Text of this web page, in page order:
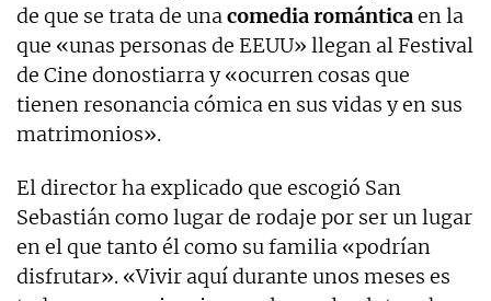
de que se trata de unacomedia románticaen la
que «unas personas de EEUU» llegan al Festival
de Cine donostiarra y «ocurren cosas que
tienen resonancia cómica en sus vidas y en sus
matrimonios».
El director ha explicado que escogió San
Sebastián como lugar de rodaje por ser un lugar
en el que tanto él como su familia «podrían
disfrutar». «Vivir aquí durante unos meses es